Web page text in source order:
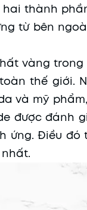
thành
từ bên
vàng trong
thế giới.
và mỹ
được đánh
ứng. Điều